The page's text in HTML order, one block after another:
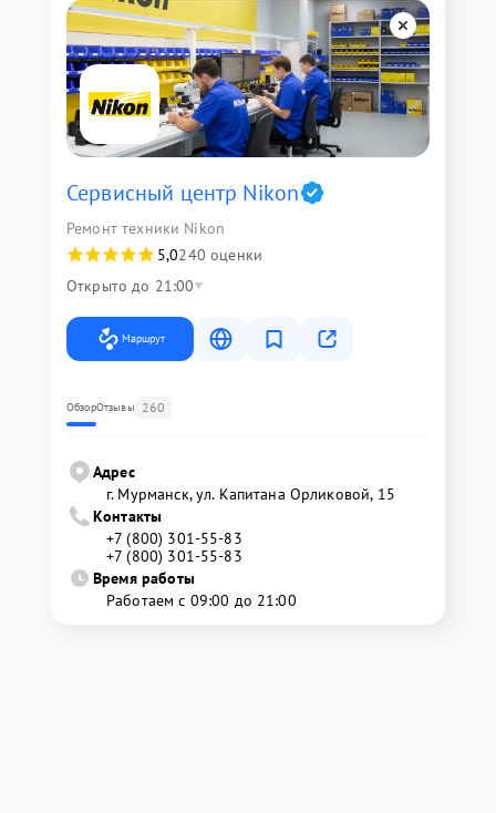
Сервисный центр Nikon
Ремонт техники Nikon
5,0240 оценки
Открыто до 21:00
Маршрут
ОбзорОтзывы 260
Адрес
г. Мурманск, ул. Капитана Орликовой, 15
Контакты
+7 (800) 301-55-83
+7 (800) 301-55-83
Время работы
Работаем с 09:00 до 21:00